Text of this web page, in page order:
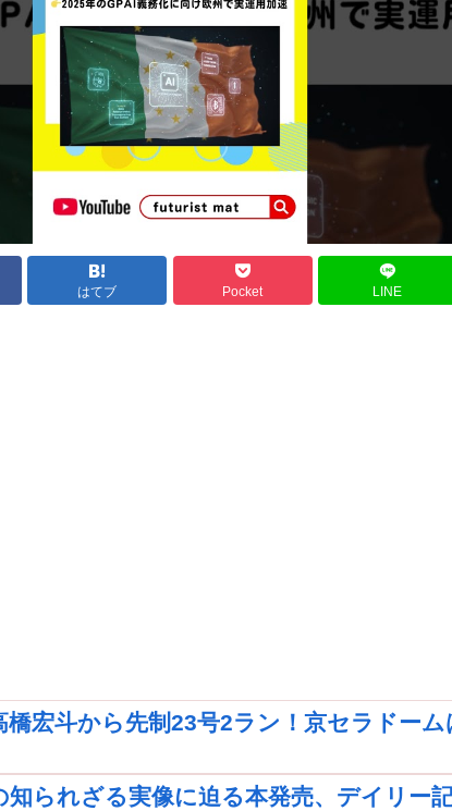
はてブ Pocket LINE
橋宏斗から先制23号2ラン！京セラドーム
知られざる実像に迫る本発売、デイリー